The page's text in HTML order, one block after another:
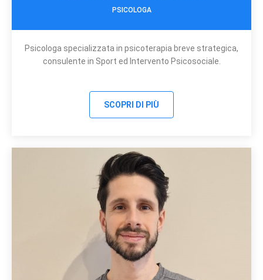
PSICOLOGA
Psicologa specializzata in psicoterapia breve strategica,
consulente in Sport ed Intervento Psicosociale.
SCOPRI DI PIÙ